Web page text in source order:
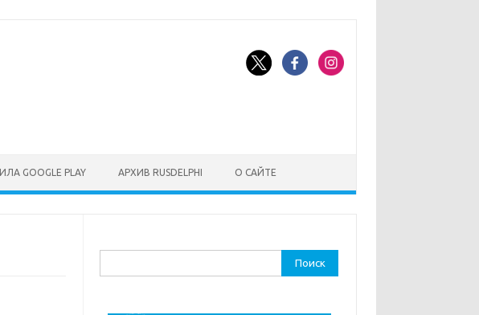
GOOGLE PLAY АРХИВ RUSDELPHI О САЙТЕ